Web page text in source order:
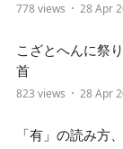
778 views 28 Apr
こざとへんに祭
首
823 views 28 Apr
「有」の読み方